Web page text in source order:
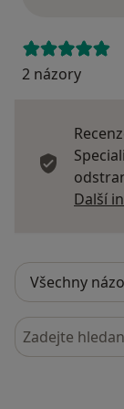
2 názory
Další
Hledejte v